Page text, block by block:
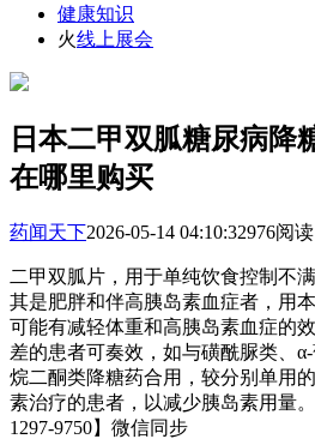
健康知识
火线上展会
日本二甲双胍糖尿病降
在哪里购买
药闻天下2026-05-14 04:10:32976阅读
二甲双胍片，用于单纯饮食控制不
其是肥胖和伴高胰岛素血症者，用
可能有减轻体重和高胰岛素血症的
差的患者可奏效，如与磺酰脲类、
烷二酮类降糖药合用，较分别单用
素治疗的患者，以减少胰岛素用量
1297-9750】微信同步